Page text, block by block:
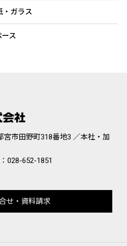
・ガラス
ス
市田野町318番地3 ／本社・加
028-652-1851
せ・資料請求